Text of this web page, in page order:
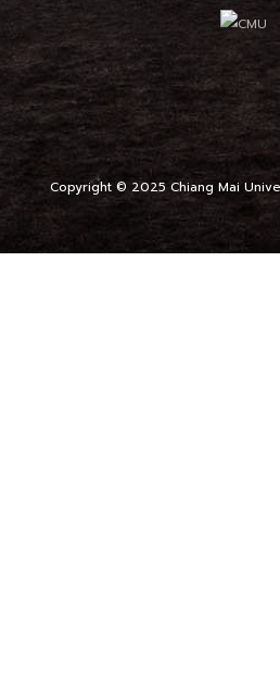
Copyright © 2025 Chiang Mai